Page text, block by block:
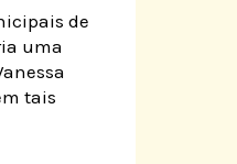
de
uma
tais